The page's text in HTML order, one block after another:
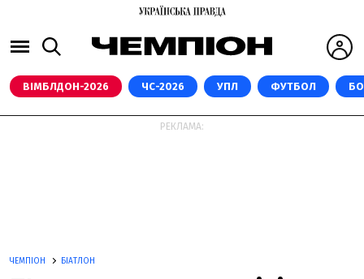
ВІМБЛДОН-2026 ЧС-2026 УПЛ ФУТБОЛ
РЕКЛАМА:
ЧЕМПІОН БІАТЛОН